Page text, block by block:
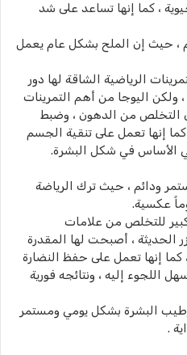
، كما إنها تساعد على شد
، حيث إن الملح بشكل عام يعمل
الرياضية الشاقة لها دور
اليوجا من أهم التمرينات
التخلص من الدهون ، وضبط
كما إنها تعمل على تنقية الجسم
الأساس في شكل البشرة.
ودائم ، حيث ترك الرياضة
عكسية.
للتخلص من علامات
الحديثة ، أصبحت لها المقدرة
كما إنها تعمل على حفظ النضارة
اللجوء إليه ، ونتائجه فورية
البشرة بشكل يومي ومستمر
.